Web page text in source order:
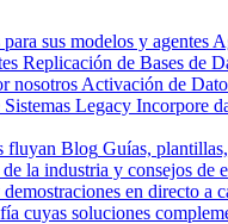
sus modelos y agentes
Replicación de Bases de
nosotros Activación de
Legacy Incorpore
fluyan Blog Guías,
la industria y consejos de
en directo a
cuyas soluciones